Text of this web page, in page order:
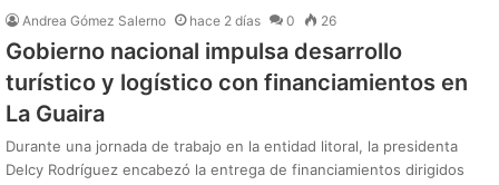
Andrea Gómez Salerno hace 2 días 0 26
Gobierno nacional impulsa desarrollo
turístico y logístico con financiamientos en
La Guaira
Durante una jornada de trabajo en la entidad litoral, la presidenta
Delcy Rodríguez encabezó la entrega de financiamientos dirigidos